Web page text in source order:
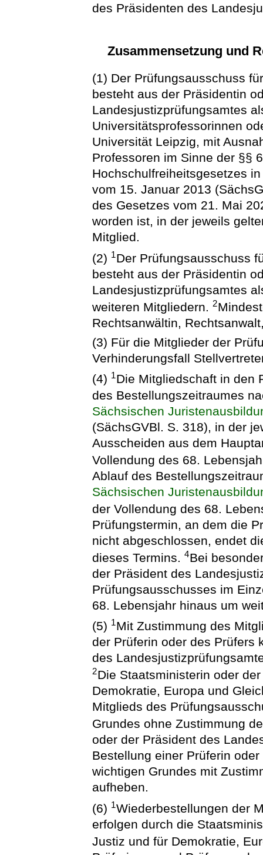
des Präsidenten des
Zusammensetzung und
(1) Der Prüfungsausschuss
besteht aus der Präsidentin
Landesjustizprüfungsamtes
Universitätsprofessorinnen
Universität Leipzig, mit
Professoren im Sinne der §§
Hochschulfreiheitsgesetzes
vom 15. Januar 2013
des Gesetzes vom 21. Mai
worden ist, in der jeweils
Mitglied.
(2) 1Der Prüfungsausschuss
besteht aus der Präsidentin
Landesjustizprüfungsamtes
weiteren Mitgliedern.2
Rechtsanwältin,
(3) Für die Mitglieder der
Verhinderungsfall
(4) 1Die Mitgliedschaft in den
des Bestellungszeitraumes
Sächsischen
(SächsGVBl. S. 318), in der
Ausscheiden aus dem
Vollendung des 68.
Ablauf des
Sächsischen
der Vollendung des 68.
Prüfungstermin, an dem die
nicht abgeschlossen, endet
dieses Termins.4Bei
der Präsident des
Prüfungsausschusses im
68. Lebensjahr hinaus um
(5) 1Mit Zustimmung des
der Prüferin oder des Prüfers
des
2Die Staatsministerin oder
Demokratie, Europa und
Mitglieds des
Grundes ohne Zustimmung
oder der Präsident des
Bestellung einer Prüferin
wichtigen Grundes mit
aufheben.
(6) 1Wiederbestellungen der
erfolgen durch die
Justiz und für Demokratie,